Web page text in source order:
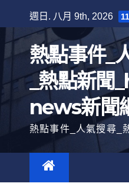
至
內
週日. 八月 9th, 2026
熱點事件_
_熱點新聞
news新聞
熱點事件_人氣搜尋_